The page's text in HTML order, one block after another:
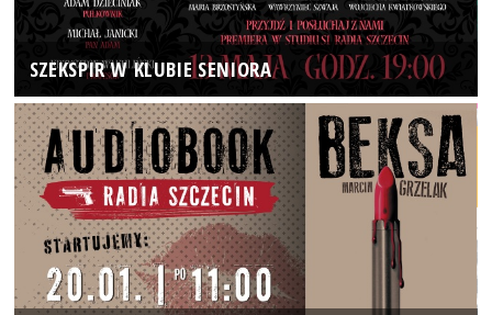
SZEKSPIR W KLUBIE SENIORA